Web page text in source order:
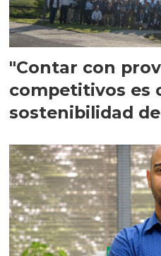
"Contar con
competitivos es
sostenibilidad